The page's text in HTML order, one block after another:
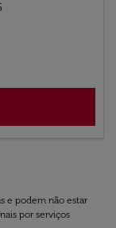
de cmp-
e podem não estar
por serviços